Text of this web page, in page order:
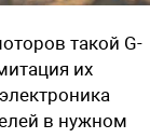
такой G-
их
в нужном